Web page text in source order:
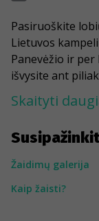
Žaidimų galerija
Kaip žaisti?
Pasiruoškite
Lietuvos
Panevėžio ir per
išvysite ant
aplankysite
stumbrais
jus nuo ežero,
futbolą,
keletą
aplankysite
Skaityti